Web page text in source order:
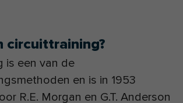
circuittraining?
is een van de
en is in 1953
R.E. Morgan en G.T. Anderson